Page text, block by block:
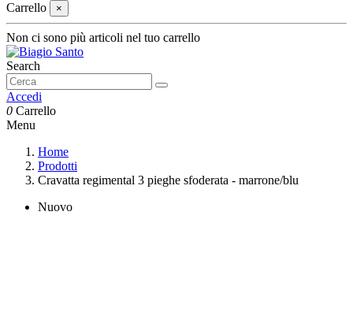
Carrello
×
Non ci sono più articoli nel tuo carrello
Search
Accedi
0 Carrello
Menu
Home
Prodotti
Cravatta regimental 3 pieghe sfoderata - marrone/blu
Nuovo